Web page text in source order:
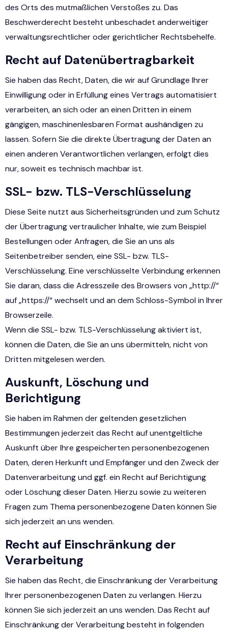
des Orts des mutmaßlichen Verstoßes zu. Das
Beschwerderecht besteht unbeschadet anderweitiger
verwaltungsrechtlicher oder gerichtlicher Rechtsbehelfe.
Recht auf Daten­übertrag­barkeit
Sie haben das Recht, Daten, die wir auf Grundlage Ihrer
Einwilligung oder in Erfüllung eines Vertrags automatisiert
verarbeiten, an sich oder an einen Dritten in einem
gängigen, maschinenlesbaren Format aushändigen zu
lassen. Sofern Sie die direkte Übertragung der Daten an
einen anderen Verantwortlichen verlangen, erfolgt dies
nur, soweit es technisch machbar ist.
SSL- bzw. TLS-Verschlüsselung
Diese Seite nutzt aus Sicherheitsgründen und zum Schutz
der Übertragung vertraulicher Inhalte, wie zum Beispiel
Bestellungen oder Anfragen, die Sie an uns als
Seitenbetreiber senden, eine SSL- bzw. TLS-
Verschlüsselung. Eine verschlüsselte Verbindung erkennen
Sie daran, dass die Adresszeile des Browsers von „http://“
auf „https://“ wechselt und an dem Schloss-Symbol in Ihrer
Browserzeile.
Wenn die SSL- bzw. TLS-Verschlüsselung aktiviert ist,
können die Daten, die Sie an uns übermitteln, nicht von
Dritten mitgelesen werden.
Auskunft, Löschung und
Berichtigung
Sie haben im Rahmen der geltenden gesetzlichen
Bestimmungen jederzeit das Recht auf unentgeltliche
Auskunft über Ihre gespeicherten personenbezogenen
Daten, deren Herkunft und Empfänger und den Zweck der
Datenverarbeitung und ggf. ein Recht auf Berichtigung
oder Löschung dieser Daten. Hierzu sowie zu weiteren
Fragen zum Thema personenbezogene Daten können Sie
sich jederzeit an uns wenden.
Recht auf Einschränkung der
Verarbeitung
Sie haben das Recht, die Einschränkung der Verarbeitung
Ihrer personenbezogenen Daten zu verlangen. Hierzu
können Sie sich jederzeit an uns wenden. Das Recht auf
Einschränkung der Verarbeitung besteht in folgenden